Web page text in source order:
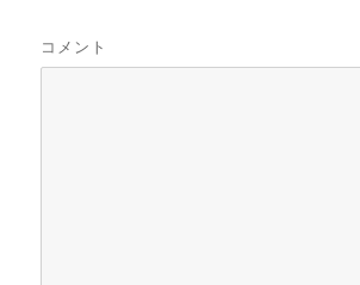
コメント